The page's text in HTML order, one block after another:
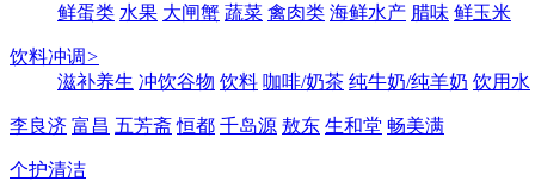
鲜蛋类 水果 大闸蟹 蔬菜 禽肉类 海鲜水产 腊味 鲜玉米
饮料冲调>
滋补养生 冲饮谷物 饮料 咖啡/奶茶 纯牛奶/纯羊奶 饮用水
李良济 富昌 五芳斋 恒都 千岛源 敖东 生和堂 畅美满
个护清洁